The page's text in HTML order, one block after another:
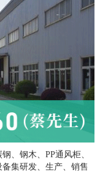
、钢木、PP通风柜、
集研发、生产、销售